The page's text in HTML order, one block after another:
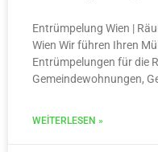
Entrümpelung Wien |
Wien Wir führen Ihren
Entrümpelungen für die
Gemeindewohnungen,
WEITERLESEN »